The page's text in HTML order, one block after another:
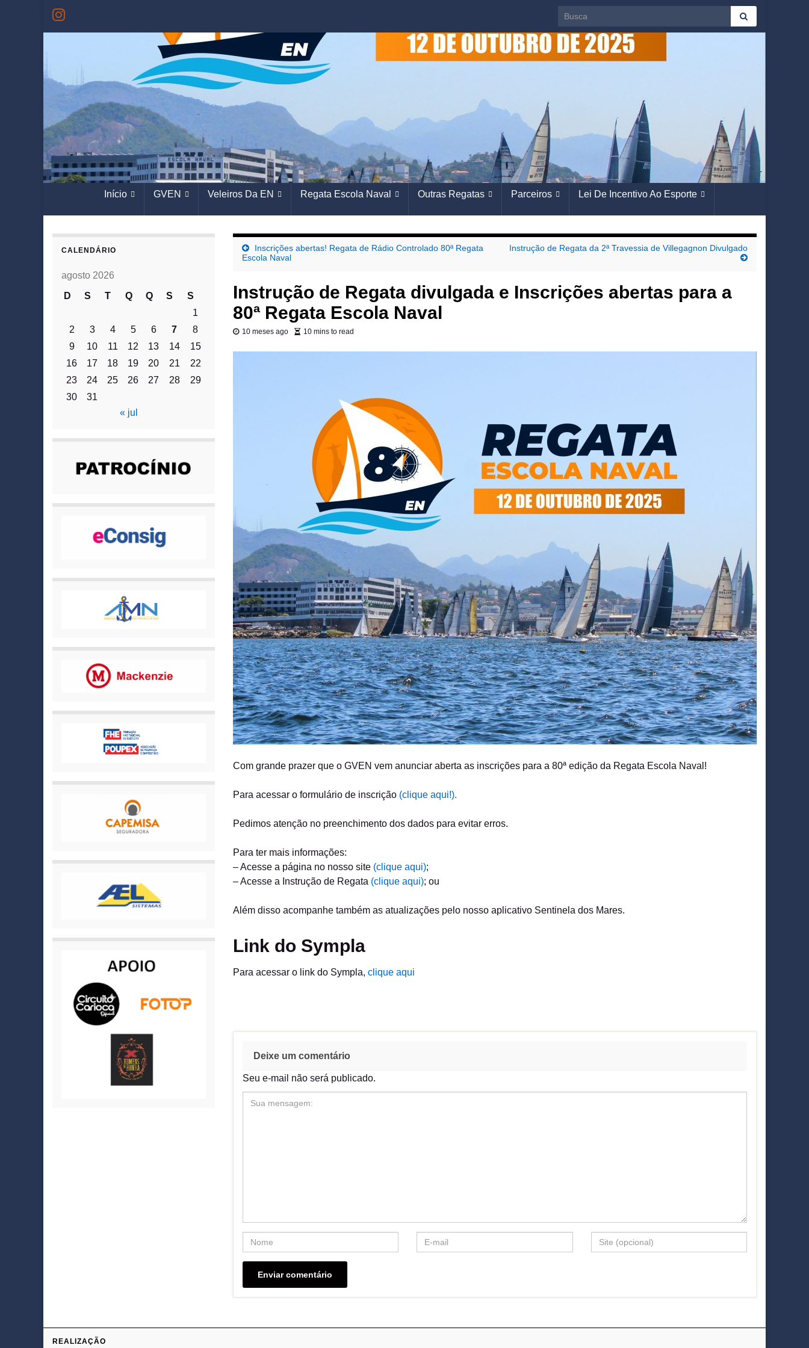
Search for:
Início GVEN Veleiros Da EN Regata Escola Naval Outras Regatas Parceiros Lei De Incentivo Ao Esporte
Inscrições abertas! Regata de Rádio Controlado 80ª Regata
Escola Naval
Instrução de Regata da 2ª Travessia de Villegagnon Divulgado
Instrução de Regata divulgada e Inscrições abertas para a
80ª Regata Escola Naval
10 meses ago 10 mins to read
Com grande prazer que o GVEN vem anunciar aberta as inscrições para a 80ª edição da Regata Escola Naval!
Para acessar o formulário de inscrição (clique aqui!).
Pedimos atenção no preenchimento dos dados para evitar erros.
Para ter mais informações:
– Acesse a página no nosso site (clique aqui);
– Acesse a Instrução de Regata (clique aqui); ou
Além disso acompanhe também as atualizações pelo nosso aplicativo Sentinela dos Mares.
Link do Sympla
Para acessar o link do Sympla, clique aqui
Deixe um comentário
Seu e-mail não será publicado.
CALENDÁRIO
agosto 2026
D
S T Q Q S
S
1
2
3 4 5 6 7
8
9
10 11 12 13 14
15
16
17 18 19 20 21
22
23
24 25 26 27 28
29
30
31
« jul
REALIZAÇÃO